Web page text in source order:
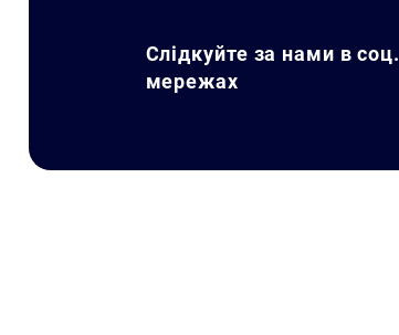
Слідкуйте за нами в соц.
мережах